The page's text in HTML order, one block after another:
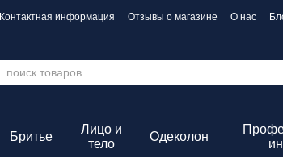
Контактная информация Отзывы о магазине О нас
Бритье
Лицо и
тело
Одеколон